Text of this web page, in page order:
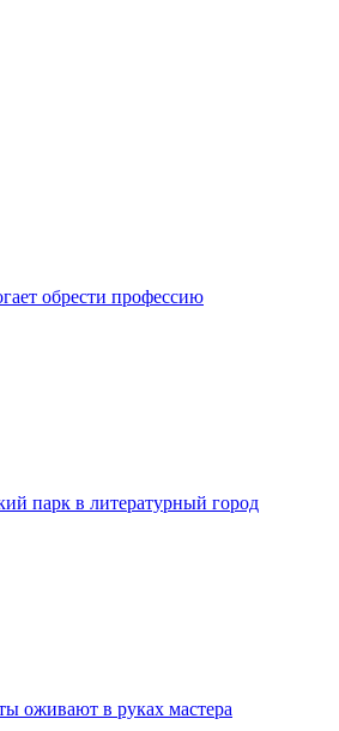
обрести профессию
парк в литературный город
оживают в руках мастера